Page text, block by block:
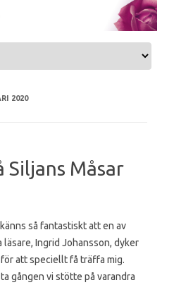
Skip to content
2020
Siljans Måsar
så fantastiskt att en av
läsare, Ingrid Johansson, dyker
attspeciellt få träffa mig.
gången vi stötte på varandra